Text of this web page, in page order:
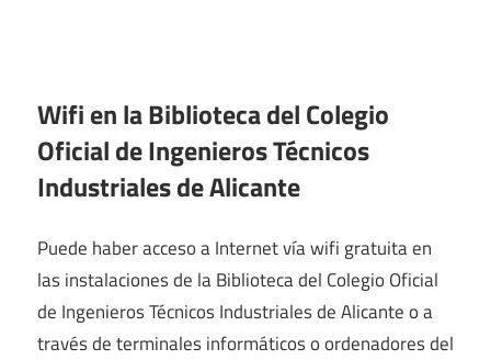
Wifi en laBiblioteca del Colegio
Oficial de Ingenieros Técnicos
Industriales de Alicante
Puede haber acceso a Internet vía wifi gratuita en
las instalaciones de la Biblioteca del Colegio Oficial
de Ingenieros Técnicos Industriales de Alicante o a
través de terminales informáticos o ordenadores del